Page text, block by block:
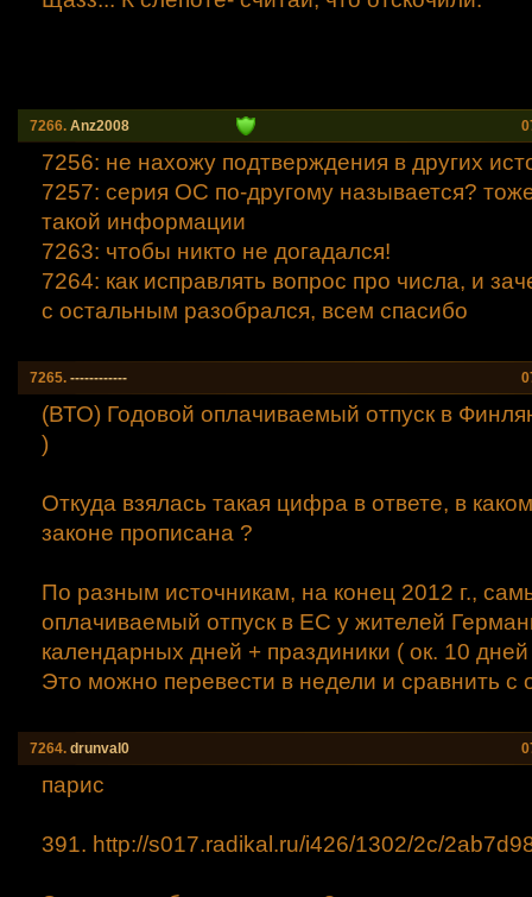
7266. Anz2008
7256: не нахожу подтверждения в других
7257: серия ОС по-другому называется?
такой информации
7263: чтобы никто не догадался!
7264: как исправлять вопрос про числа, и
с остальным разобрался, всем спасибо
7265. ------------
(ВТО) Годовой оплачиваемый отпуск в
)
Откуда взялась такая цифра в ответе, в
законе прописана ?
По разным источникам, на конец 2012 г.,
оплачиваемый отпуск в ЕС у жителей
календарных дней + праздиники ( ок. 10 дней
Это можно перевести в недели и сравнить с
7264. drunval0
парис
391. http://s017.radikal.ru/i426/1302/2c/